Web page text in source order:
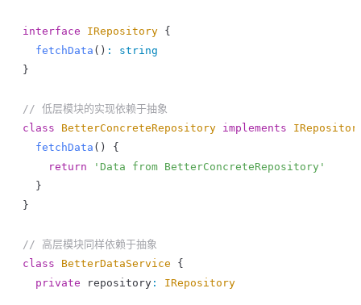
interface IRepository {
  fetchData
() :
string
}
// 低层模块的实现依赖于抽象
class BetterConcreteRepository implements
  fetchData
() {
    return
'Data from BetterConcreteRepository'
  }
}
// 高层模块同样依赖于抽象
class BetterDataService {
  private
repository : IRepository